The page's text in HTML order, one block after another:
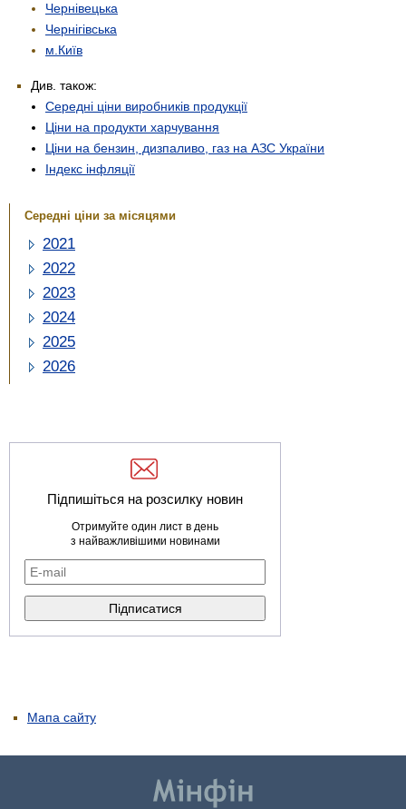
Чернівецька
Чернігівська
м.Київ
Див. також:
Середні ціни виробників продукції
Ціни на продукти харчування
Ціни на бензин, дизпаливо, газ на АЗС України
Індекс інфляції
Середні ціни за місяцями
2021
2022
2023
2024
2025
2026
Підпишіться на розсилку новин
Отримуйте один лист в день
з найважливішими новинами
Мапа сайту